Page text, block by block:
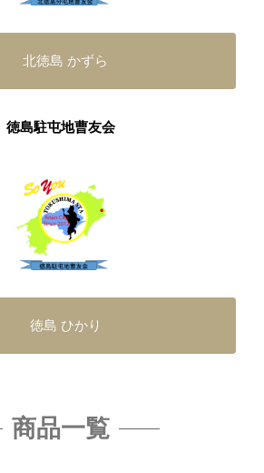
北徳島 かずら
徳島駐屯地曹友会
徳島 ひかり
商品一覧